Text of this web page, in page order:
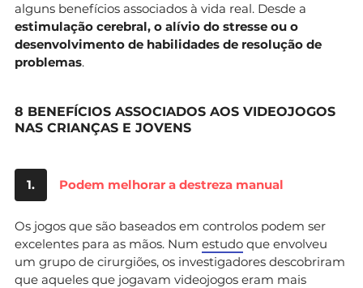
alguns benefícios associados à vida real. Desde a
estimulação cerebral, o alívio do stresse ou o
desenvolvimento de habilidades de resolução de
problemas.
8 BENEFÍCIOS ASSOCIADOS AOS VIDEOJOGOS
NAS CRIANÇAS E JOVENS
1. Podem melhorar a destreza manual
Os jogos que são baseados em controlos podem ser
excelentes para as mãos. Num estudo que envolveu
um grupo de cirurgiões, os investigadores descobriram
que aqueles que jogavam videojogos eram mais